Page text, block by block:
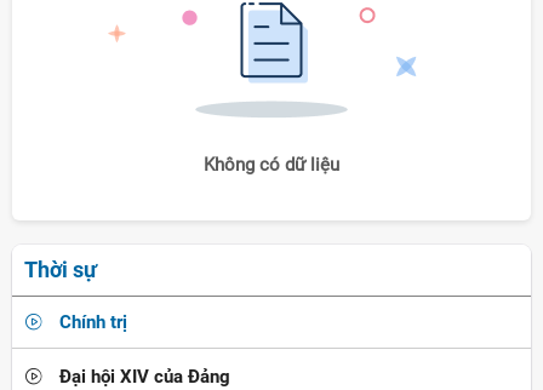
Không có dữ liệu
Thời sự
Chính trị
Đại hội XIV của Đảng